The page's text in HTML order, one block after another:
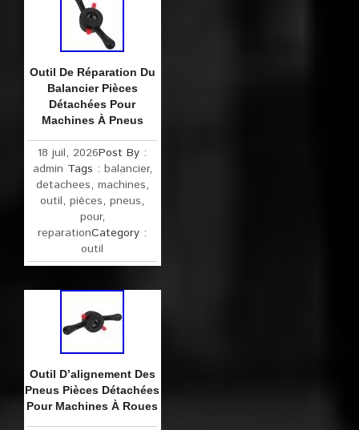
Outil De Réparation Du
Balancier Pièces
Détachées Pour
Machines À Pneus
18 juil, 2026Post By :
admin Tags : balancier,
detachees, machines,
outil,pièces,pneus,
pour,
reparationCategory :
outil
Outil D’alignement Des
Pneus Pièces Détachées
Pour Machines À Roues